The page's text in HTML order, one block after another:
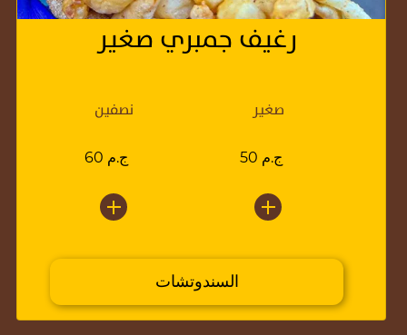
رغيف جمبري صغير
صغير
50 ج.م
نصفين
60 ج.م
السندوتشات